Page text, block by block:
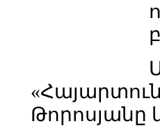
Թորոսյանը